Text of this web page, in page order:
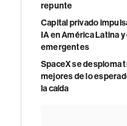
repunte
Capital privado
IA en América Latina
emergentes
SpaceX se desploma
mejores de lo
la caída